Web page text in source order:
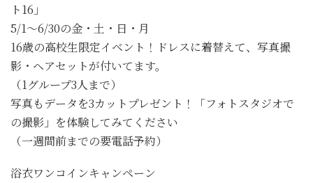
ト16」
5/1～6/30の金・土・日・月
16歳の高校生限定イベント！ドレスに着替えて、写真撮
影・ヘアセットが付いてます。
（1グループ3人まで）
写真もデータを3カットプレゼント！「フォトスタジオで
の撮影」を体験してみてください
（一週間前までの要電話予約）
浴衣ワンコインキャンペーン